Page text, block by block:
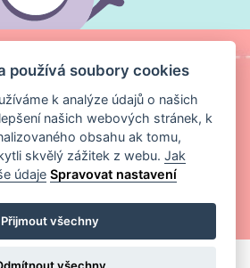
vyhrazena
používá soubory cookies
k analýze údajů o našich
našich webových stránek, k
obsahu ak tomu,
skvělý zážitek z webu.Jak
údaje Spravovat nastavení
Přijmout všechny
všechny